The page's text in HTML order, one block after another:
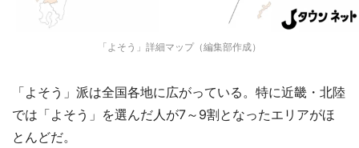
「よそう」詳細マップ（編集部作成）
「よそう」派は全国各地に広がっている。特に近畿・北陸
では「よそう」を選んだ人が7～9割となったエリアがほ
とんどだ。